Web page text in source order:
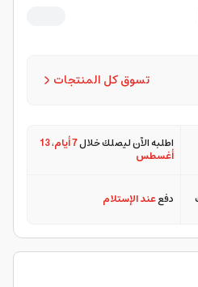
تسوق كل المنتجات
اطلبه الآن ليصلك خلال7 أيام ،13
أغسطس
دفععند الإستلام